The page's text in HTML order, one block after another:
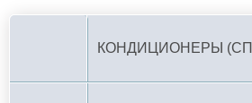
КОНДИЦИОНЕРЫ